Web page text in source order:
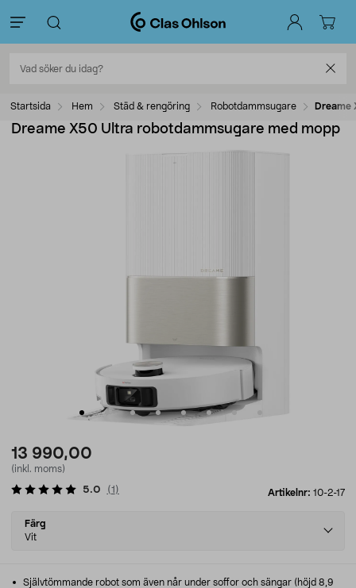
Startsida Hem Städ & rengöring Robotdammsugare Dreame
Dreame X50 Ultra robotdammsugare med mopp
13 990,00
(inkl. moms)
Artikelnr: 10-2-17
5.0 (1 )
Select
variant
Färg
Vit
Självtömmande robot som även når under soffor och sängar (höjd 8,9